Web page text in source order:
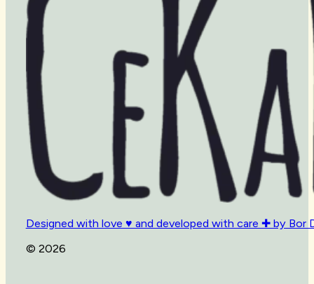
Designed with love ♥ and developed with care ✚ by Bor
© 2026